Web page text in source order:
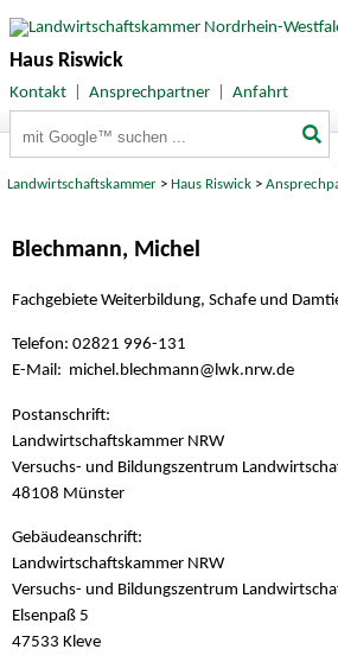
Haus Riswick
Kontakt| Ansprechpartner| Anfahrt
Landwirtschaftskammer > Haus Riswick >
Blechmann, Michel
Fachgebiete Weiterbildung, Schafe und
Telefon: 02821 996-131
E-Mail: michel.blechmann@lwk.nrw.de
Postanschrift:
Landwirtschaftskammer NRW
Versuchs- und Bildungszentrum
48108 Münster
Gebäudeanschrift:
Landwirtschaftskammer NRW
Versuchs- und Bildungszentrum
Elsenpaß 5
47533 Kleve